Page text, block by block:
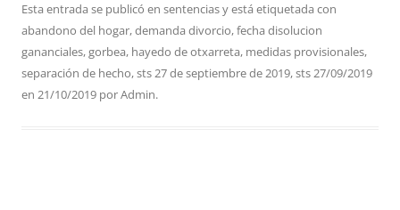
Esta entrada se publicó en sentenciasy está etiquetada con
abandono del hogar,demanda divorcio,fecha disolucion
gananciales,gorbea, hayedo de otxarreta, medidas provisionales,
separación de hecho,sts 27 de septiembre de 2019,sts 27/09/2019
en 21/10/2019 porAdmin.